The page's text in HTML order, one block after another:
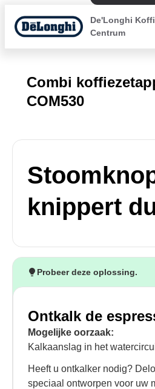
De'Longhi
Centrum
Combi
COM530
knippert
Probeer deze oplossing.
Ontkalk de
Mogelijke oorzaak:
Kalkaanslag in het
Heeft u ontkalker nodig?
speciaal ontworpen voor uw